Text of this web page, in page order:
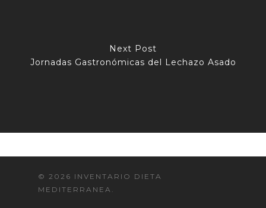
Next Post
Jornadas Gastronómicas del Lechazo Asado
© 2026 INVENTARIO DIETA
MEDITERRANEA.